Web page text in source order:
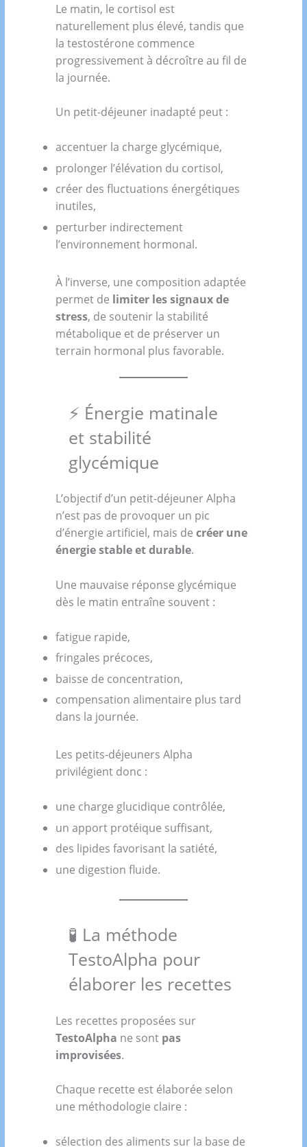
Le matin, le cortisol est
naturellement plus élevé, tandis que
la testostérone commence
progressivement à décroître au fil de
la journée.
Un petit-déjeuner inadapté peut :
accentuer la charge glycémique,
prolonger l’élévation du cortisol,
créer des fluctuations énergétiques
inutiles,
perturber indirectement
l’environnement hormonal.
À l’inverse, une composition adaptée
permet de limiter les signaux de
stress, de soutenir la stabilité
métabolique et de préserver un
terrain hormonal plus favorable.
⚡ Énergie matinale
et stabilité
glycémique
L’objectif d’un petit-déjeuner Alpha
n’est pas de provoquer un pic
d’énergie artificiel, mais decréer une
énergie stable et durable.
Une mauvaise réponse glycémique
dès le matin entraîne souvent :
fatigue rapide,
fringales précoces,
baisse de concentration,
compensation alimentaire plus tard
dans la journée.
Les petits-déjeuners Alpha
privilégient donc :
une charge glucidique contrôlée,
un apport protéique suffisant,
des lipides favorisant la satiété,
une digestion fluide.
🧪 La méthode
TestoAlpha pour
élaborer les recettes
Les recettes proposées sur
TestoAlpha ne sont pas
improvisées.
Chaque recette est élaborée selon
une méthodologie claire :
sélection des aliments sur la base de